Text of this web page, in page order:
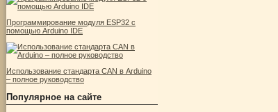
Программирование модуля ESP32 с
помощью Arduino IDE
Использование стандарта CAN в Arduino
– полное руководство
Популярное на сайте